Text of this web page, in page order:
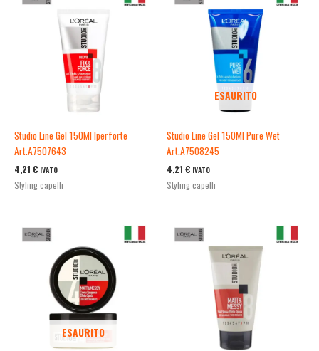
Studio Line Gel 150Ml Iperforte
Art.A7507643
4,21 € IVATO
Styling capelli
ESAURITO
Studio Line Gel 150Ml Pure Wet
Art.A7508245
4,21 € IVATO
Styling capelli
ESAURITO